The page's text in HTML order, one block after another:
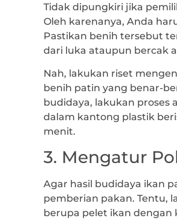
Tidak dipungkiri jika
Oleh karenanya, Anda
Pastikan benih tersebut
dari luka ataupun bercak
Nah, lakukan riset
benih patin yang benar-
budidaya, lakukan proses
dalam kantong plastik
menit.
3. Mengatur
Agar hasil budidaya ikan
pemberian pakan. Tentu,
berupa pelet ikan dengan